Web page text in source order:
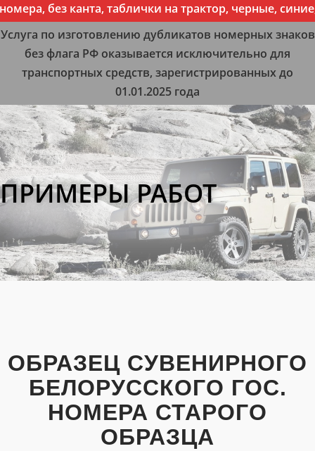
без канта, таблички на трактор, черные,
Услуга по изготовлению дубликатов номерных знаков
без флага РФ оказывается исключительно для
транспортных средств, зарегистрированных до
01.01.2025 года
ПРИМЕРЫ РАБОТ
ОБРАЗЕЦ СУВЕНИРНОГО
БЕЛОРУССКОГО ГОС.
НОМЕРА СТАРОГО
ОБРАЗЦА